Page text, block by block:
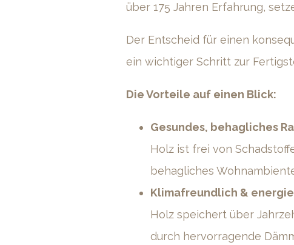
über 175 Jahren Erfahrung,
Der Entscheid für einen
ein wichtiger Schritt zur
Die Vorteile auf einen Blick:
Gesundes, behagliches
Holz ist frei von
behagliches
Klimafreundlich &
Holz speichert über
durch hervorragende